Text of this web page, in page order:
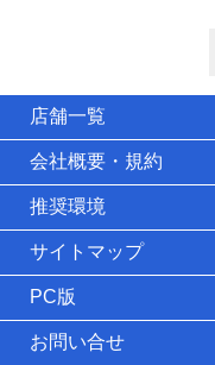
店舗一覧
会社概要・規約
推奨環境
サイトマップ
PC版
お問い合せ